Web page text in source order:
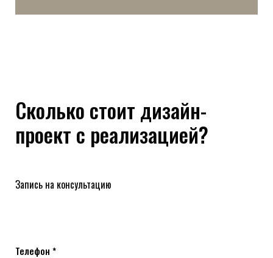
Сколько стоит дизайн-
проект с реализацией?
Запись на консультацию
Телефон *